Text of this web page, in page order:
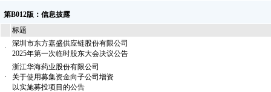
第B012版：信息披露
标题
·
深圳市东方嘉盛供应链股份有限公司
2025年第一次临时股东大会决议公告
·
浙江华海药业股份有限公司
关于使用募集资金向子公司增资
以实施募投项目的公告